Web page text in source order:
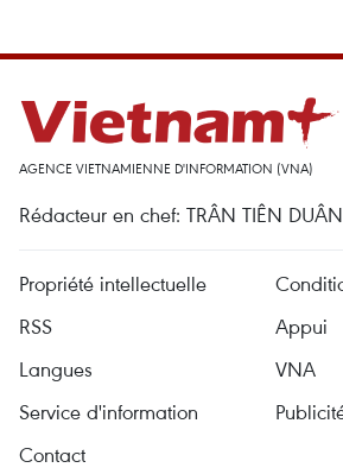
AGENCE VIETNAMIENNE D'INFORMATION (VNA)
Rédacteur en chef: TRÂN TIÊN DUÂN
Propriété intellectuelle
RSS
Appui
Langues
VNA
Service d'information
Contact